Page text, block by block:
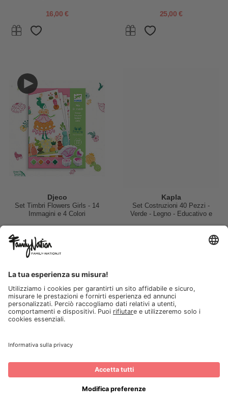
16,00 € 25,00 €
Djeco
Set Timbri Flowers Girls - 14
Immagini e 4 Colori
Kapla
Set Costruzioni 40 Pezzi -
Verde - Legno - Educativo e